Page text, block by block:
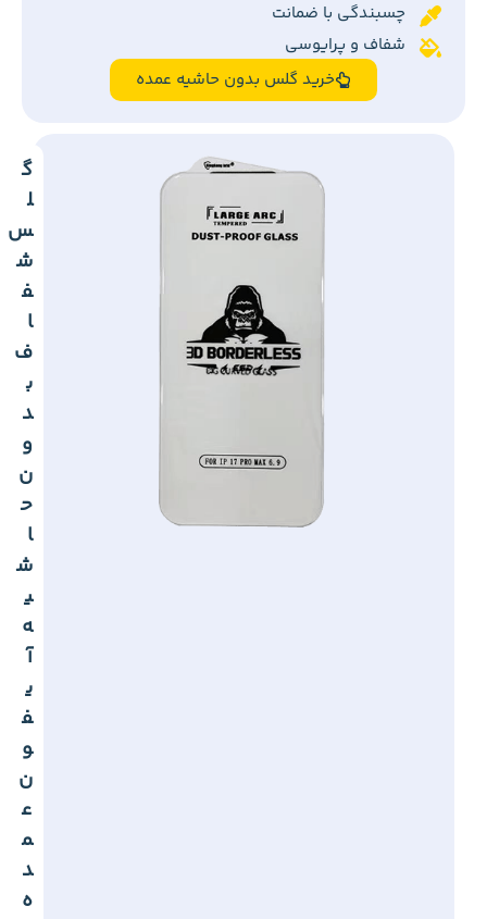
چسبندگی با ضمانت
شفاف و پرایوسی
خرید گلس بدون حاشیه عمده
گ
ل
س
ش
ف
ا
ف
ب
د
و
ن
ح
ا
ش
ی
ه
آ
ی
ف
و
ن
ع
م
د
ه